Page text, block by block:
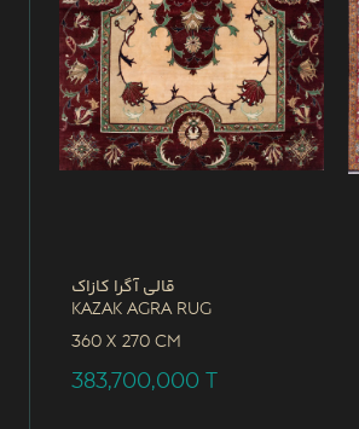
قالی آگرا کازاک
Kazak Agra Rug
360 x 270 CM
383,700,000 T